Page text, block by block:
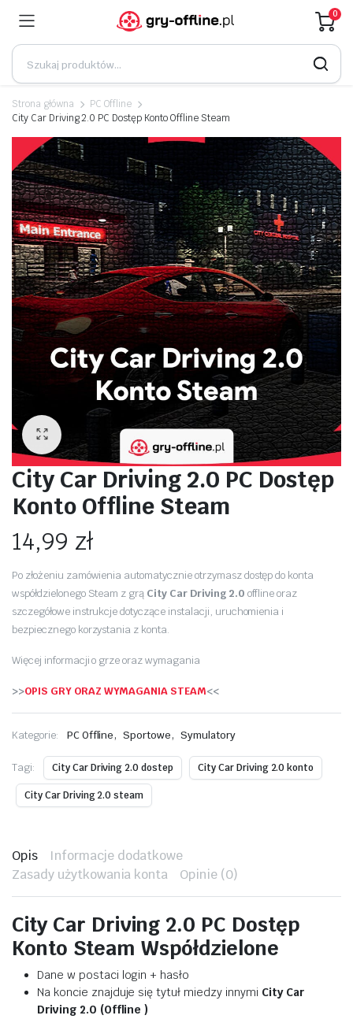
0
Strona główna
PC Offline
City Car Driving 2.0 PC Dostęp Konto Offline Steam
City Car Driving 2.0 PC Dostęp
Konto Offline Steam
14,99 zł
Po złożeniu zamówienia automatycznie otrzymasz dostęp do konta
współdzielonego Steam z grą City Car Driving 2.0 offline oraz
szczegółowe instrukcje dotyczące instalacji, uruchomienia i
bezpiecznego korzystania z konta.
Więcej informacji o grze oraz wymagania
>>OPIS GRY ORAZ WYMAGANIA STEAM<<
Kategorie: PC Offline, Sportowe, Symulatory
Tagi: City Car Driving 2.0 dostep City Car Driving 2.0 konto
City Car Driving 2.0 steam
Opis
Informacje dodatkowe
Zasady użytkowania konta
Opinie (0)
City Car Driving 2.0 PC Dostęp
Konto Steam Współdzielone
Dane w postaci login + hasło
Na koncie znajduje się tytuł miedzy innymi City Car
Driving 2.0 (Offline )